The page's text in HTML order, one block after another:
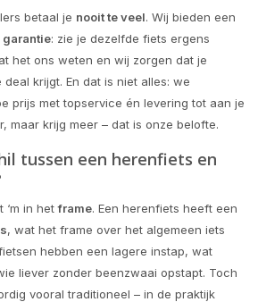
betaal je nooit te veel. Wij bieden een
: zie je dezelfde fiets ergens
het ons weten en wij zorgen dat je
krijgt. En dat is niet alles: we
prijs met topservice én levering tot aan je
maar krijg meer – dat is onze belofte.
tussen een herenfiets en
‘m in hetframe. Een herenfiets heeft een
, wat het frame over het algemeen iets
hebben een lagere instap, wat
liever zonder beenzwaai opstapt. Toch
vooral traditioneel – in de praktijk